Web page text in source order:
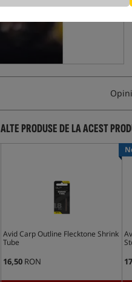
ALTE PRODUSE DE LA ACEST
Avid Carp Outline Flecktone Shrink
Tube
16,50RON